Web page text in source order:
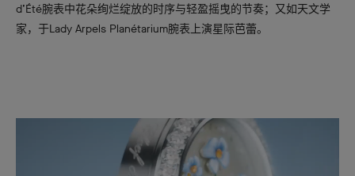
d’Été腕表中花朵绚烂绽放的时序与轻盈摇曳的节奏；又如天文学
家，于Lady Arpels Planétarium腕表上演星际芭蕾。